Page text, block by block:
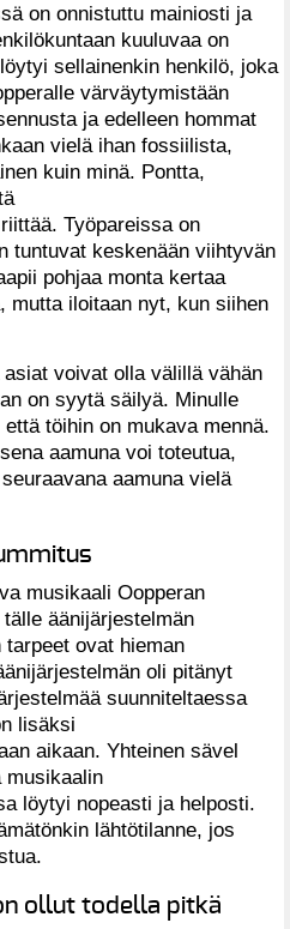
on onnistuttu mainiosti ja
kuuluvaa on
sellainenkin henkilö, joka
värväytymistään
ja edelleen hommat
vielä ihan fossiilista,
kuin minä. Pontta,
Työpareissa on
tuntuvat keskenään viihtyvän
pohjaa monta kertaa
mutta iloitaan nyt, kun siihen
voivat olla välillä vähän
on syytä säilyä. Minulle
töihin on mukava mennä.
aamuna voi toteutua,
aamuna vielä
musikaali Oopperan
äänijärjestelmän
ovat hieman
oli pitänyt
suunniteltaessa
lisäksi
aikaan. Yhteinen sävel
musikaalin
löytyi nopeasti ja helposti.
lähtötilanne, jos
ollut todella pitkä